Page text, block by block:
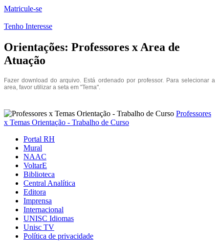
Matricule-se
Tenho Interesse
Orientações: Professores x Area de
Atuação
Fazer download do arquivo. Está ordenado por professor. Para selecionar a
area, favor utilizar a seta em "Tema".
Professores
x Temas Orientação - Trabalho de Curso
Portal RH
Mural
NAAC
VoltarE
Biblioteca
Central Analítica
Editora
Imprensa
Internacional
UNISC Idiomas
Unisc TV
Política de privacidade